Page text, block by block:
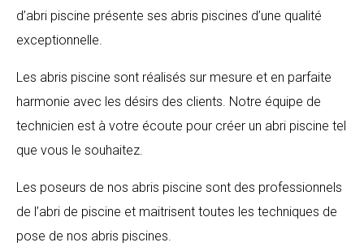
d’abri piscine présente ses abris piscines d’une qualité
exceptionnelle.
Les abris piscine sont réalisés sur mesure et en parfaite
harmonie avec les désirs des clients. Notre équipe de
technicien est à votre écoute pour créer un abri piscine tel
que vous le souhaitez.
Les poseurs de nos abris piscine sont des professionnels
de l’abri de piscine et maitrisent toutes les techniques de
pose de nos abris piscines.